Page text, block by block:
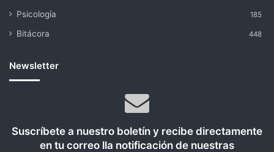
Psicología 185
Bitácora 448
Newsletter
Suscríbete a nuestro boletín y recibe directamente
en tu correo lla notificación de nuestras